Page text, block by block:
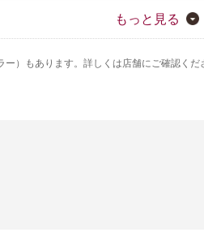
ハンロ
もっと見る
）もあります。詳しくは店舗にご確認くだ